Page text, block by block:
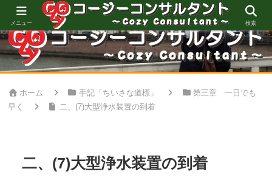
心地良い空間創りをお手伝い
ホーム 手記「ちいさな道標」
第三章 一日でも
早く
二、(7)大型浄水装置の到着
二、(7)大型浄水装置の到着
メニュー 検索